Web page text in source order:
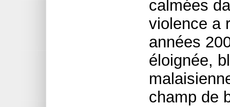
calmées
violence a
années
éloignée,
champ de